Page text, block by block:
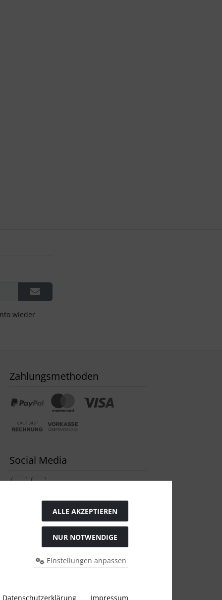
wieder
Zahlungsmethoden
Social Media
Widerrufsformular
ALLE AKZEPTIEREN
NUR NOTWENDIGE
Einstellungen anpassen
Datenschutzerklärung Impressum